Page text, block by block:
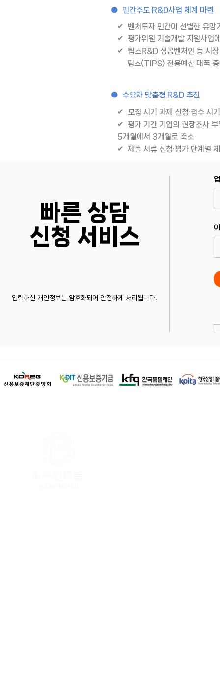
● 민간주도 R&D사업 체계 마련
✔ 벤처투자 민간이 선별한 유망
✔ 평가위원 기술개발 지원사업
✔ 팁스R&D 성공벤처인 등 시장
팁스(TIPS) 전용예산 대폭
● 수요자 맞춤형 R&D 추진
✔ 모집 시기 과제 신청·접수 시
✔ 평가 기간 기업의 현장조사
5개월에서 3개월로 축소
✔ 제출 서류 신청·평가 단계별
빠른 상담
​신청 서비스
입력하신 개인정보는 암호화되어 안전하게 처리됩니다.